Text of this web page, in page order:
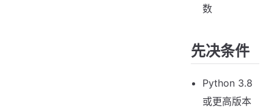
数
先决条件
Python 3.8
或更高版本